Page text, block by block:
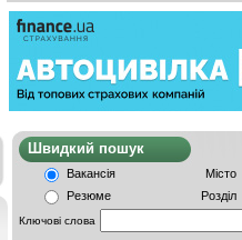
Швидкий
Вакансія
Місто
Резюме
Розділ
Ключові слова